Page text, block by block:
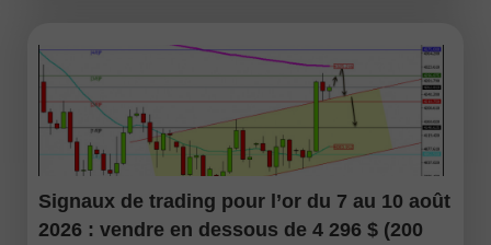
Signaux de trading pour l’or du 7 au 10 août
2026 : vendre en dessous de 4 296 $ (200